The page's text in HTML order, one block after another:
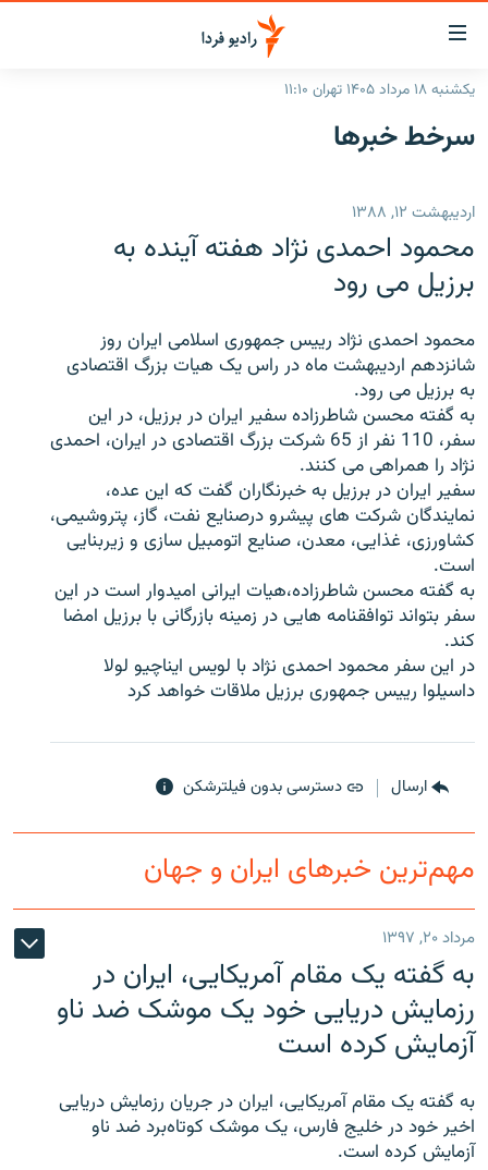
لینک‌های
قابلیت
دسترسی
بازگشت
اصلی
رفتن
صفحه
ایران
انتخاب کنید و بشنوید
فرکانس‌ها
پادکست
گزارش‌های تصویری
گزارش‌های ویدئویی
زنان فردا
English
به ما بپیوندید
زبان‌های دیگر
یکشنبه ۱۸ مرداد ۱۴۰۵ تهران ۱۱:۱۰
سرخط‌ خبرها
اردیبهشت ۱۲, ۱۳۸۸
محمود احمدی نژاد هفته آینده به
برزیل می رود
محمود احمدی نژاد رییس جمهوری اسلامی ایران روز
شانزدهم اردیبهشت ماه در راس یک هیات بزرگ اقتصادی
به برزیل می رود.
به گفته محسن شاطرزاده سفیر ایران در برزیل، در این
سفر، 110 نفر از 65 شرکت بزرگ اقتصادی در ایران، احمدی
نژاد را همراهی می کنند.
سفیر ایران در برزیل به خبرنگاران گفت که این عده،
نمایندگان شرکت های پیشرو درصنایع نفت، گاز، پتروشیمی،
کشاورزی، غذایی، معدن، صنایع اتومبیل سازی و زیربنایی
است.
به گفته محسن شاطرزاده،هیات ایرانی امیدوار است در این
سفر بتواند توافقنامه هایی در زمینه بازرگانی با برزیل امضا
کند.
در این سفر محمود احمدی نژاد با لویس ایناچیو لولا
داسیلوا رییس جمهوری برزیل ملاقات خواهد کرد
ارسال دسترسی بدون فیلترشکن
مهم‌ترین خبرهای ایران و جهان
مرداد ۲۰, ۱۳۹۷
به گفته یک مقام آمریکایی، ایران در
رزمایش دریایی خود یک موشک ضد ناو
آزمایش کرده است
به گفته یک مقام آمریکایی، ایران در جریان رزمایش دریایی
اخیر خود در خلیج فارس، یک موشک کوتاه‌برد ضد ناو
آزمایش کرده است.